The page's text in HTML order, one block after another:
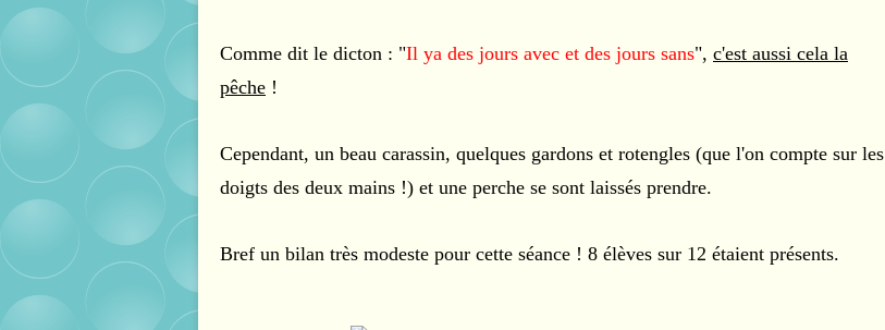
Comme dit le dicton : "Il ya des jours avec et des jours sans", c'est aussi cela la
pêche !
Cependant, un beau carassin, quelques gardons et rotengles (que l'on compte sur les
doigts des deux mains !) et une perche se sont laissés prendre.
Bref un bilan très modeste pour cette séance ! 8 élèves sur 12 étaient présents.